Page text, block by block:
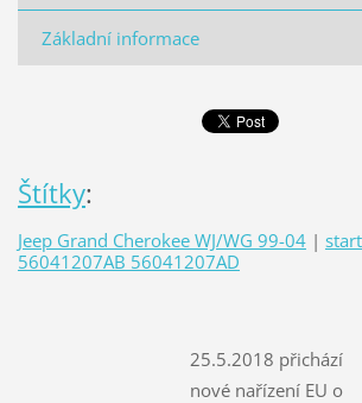
Základní informace
Štítky:
Jeep Grand Cherokee WJ/WG 99-04 |
56041207AB 56041207AD
25.5.2018 přichází
nové nařízení EU o